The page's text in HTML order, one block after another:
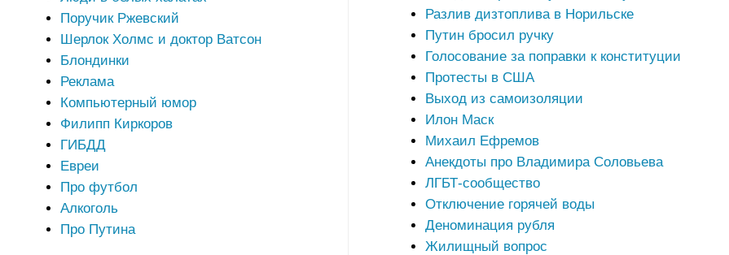
Поручик Ржевский
Шерлок Холмс и доктор Ватсон
Блондинки
Реклама
Компьютерный юмор
Филипп Киркоров
ГИБДД
Евреи
Про футбол
Алкоголь
Про Путина
Разлив дизтоплива в Норильске
Путин бросил ручку
Голосование за поправки к конституции
Протесты в США
Выход из самоизоляции
Илон Маск
Михаил Ефремов
Анекдоты про Владимира Соловьева
ЛГБТ-сообщество
Отключение горячей воды
Деноминация рубля
Жилищный вопрос